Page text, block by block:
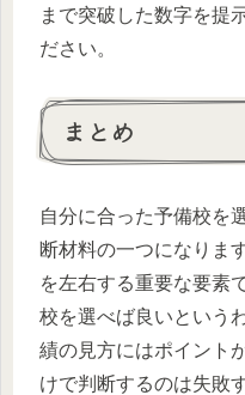
まで突破した数字を提
ださい。
まとめ
自分に合った予備校を
断材料の一つになりま
を左右する重要な要素
校を選べば良いという
績の見方にはポイント
けで判断するのは失敗